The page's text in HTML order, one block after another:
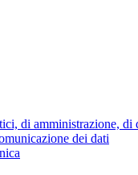
di amministrazione, di
dei dati